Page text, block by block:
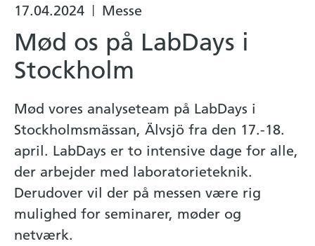
17.04.2024 | Messe
Mød os på LabDays i
Stockholm
Mød vores analyseteam på LabDays i
Stockholmsmässan, Älvsjö fra den 17.-18.
april. LabDays er to intensive dage for alle,
der arbejder med laboratorieteknik.
Derudover vil der på messen være rig
mulighed for seminarer, møder og
netværk.